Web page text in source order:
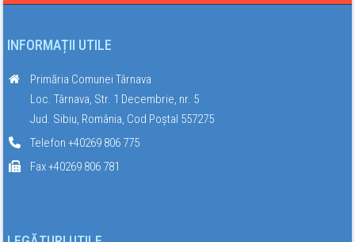
INFORMAȚII UTILE
Primăria Comunei Târnava
Loc. Târnava, Str. 1 Decembrie, nr. 5
Jud. Sibiu, România, Cod Poștal 557275
Telefon +40269 806 775
Fax +40269 806 781